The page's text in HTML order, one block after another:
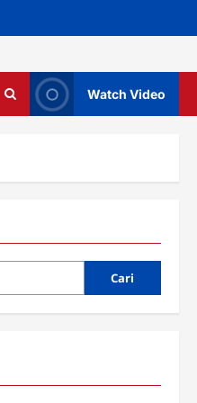
Watch Video
Cari